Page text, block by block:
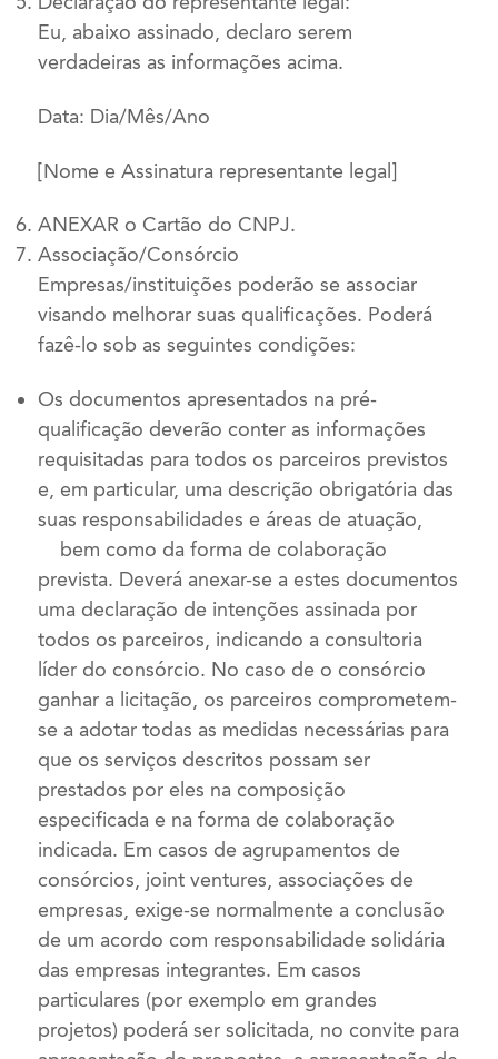
Eu, abaixo assinado, declaro serem
verdadeiras as informações acima.
Data: Dia/Mês/Ano
[Nome e Assinatura representante legal]
ANEXAR o Cartão do CNPJ.
Associação/Consórcio
Empresas/instituições poderão se associar
visando melhorar suas qualificações. Poderá
fazê-lo sob as seguintes condições:
Os documentos apresentados na pré-
qualificação deverão conter as informações
requisitadas para todos os parceiros previstos
e, em particular, uma descrição obrigatória das
suas responsabilidades e áreas de atuação,
bem como da forma de colaboração
prevista. Deverá anexar-se a estes documentos
uma declaração de intenções assinada por
todos os parceiros, indicando a consultoria
líder do consórcio. No caso de o consórcio
ganhar a licitação, os parceiros comprometem-
se a adotar todas as medidas necessárias para
que os serviços descritos possam ser
prestados por eles na composição
especificada e na forma de colaboração
indicada. Em casos de agrupamentos de
consórcios, joint ventures, associações de
empresas, exige-se normalmente a conclusão
de um acordo com responsabilidade solidária
das empresas integrantes. Em casos
particulares (por exemplo em grandes
projetos) poderá ser solicitada, no convite para